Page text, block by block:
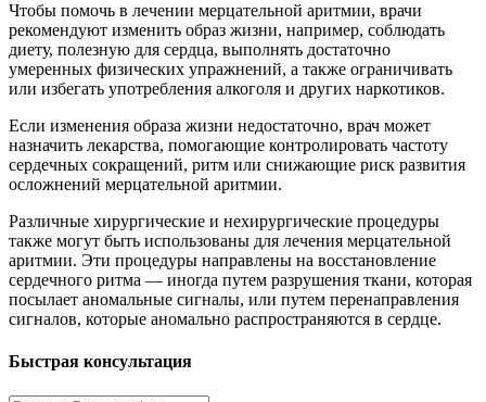
Чтобы помочь в лечении мерцательной аритмии, врачи
рекомендуют изменить образ жизни, например, соблюдать
диету, полезную для сердца, выполнять достаточно
умеренных физических упражнений, а также ограничивать
или избегать употребления алкоголя и других наркотиков.
Если изменения образа жизни недостаточно, врач может
назначить лекарства, помогающие контролировать частоту
сердечных сокращений, ритм или снижающие риск развития
осложнений мерцательной аритмии.
Различные хирургические и нехирургические процедуры
также могут быть использованы для лечения мерцательной
аритмии. Эти процедуры направлены на восстановление
сердечного ритма — иногда путем разрушения ткани, которая
посылает аномальные сигналы, или путем перенаправления
сигналов, которые аномально распространяются в сердце.
Быстрая консультация